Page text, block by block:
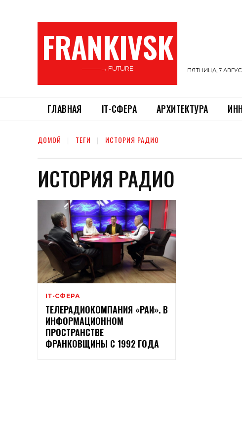
FRANKIVSK
———→ FUTURE ПЯТНИЦА, 7
ГЛАВНАЯ ІТ-СФЕРА АРХИТЕКТУРА
ДОМОЙ ТЕГИ ИСТОРИЯ РАДИО
ИСТОРИЯ РАДИО
ІТ-СФЕРА
ТЕЛЕРАДИОКОМПАНИЯ «РАИ». В
ИНФОРМАЦИОННОМ
ПРОСТРАНСТВЕ
ФРАНКОВЩИНЫ С 1992 ГОДА